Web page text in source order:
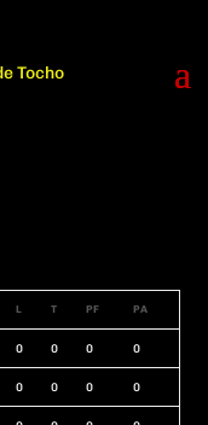
L T PF PA
0 0 0 0
0 0 0 0